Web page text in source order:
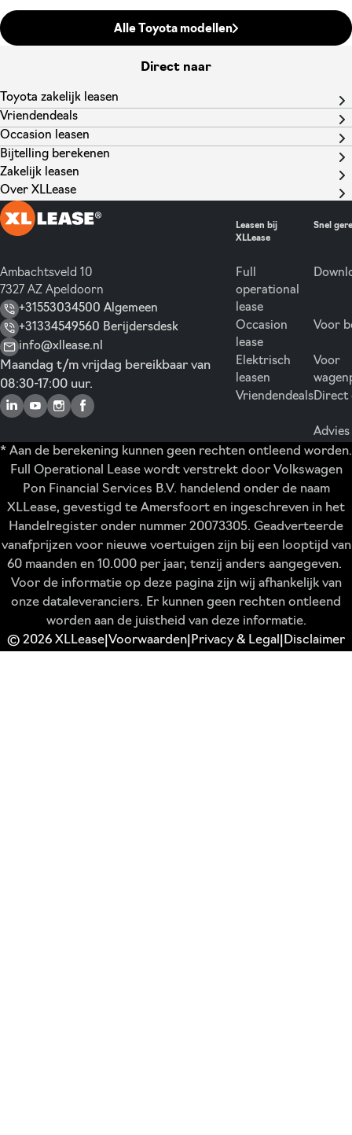
Alle Toyota modellen
Direct naar
Toyota zakelijk leasen
Vriendendeals
Occasion leasen
Bijtelling berekenen
Zakelijk leasen
Over XLLease
Ambachtsveld 10
7327 AZ Apeldoorn
+31553034500 Algemeen
+31334549560 Berijdersdesk
info@xllease.nl
Maandag t/m vrijdag bereikbaar van
08:30-17:00 uur.
Leasen bij
XLLease
Full
operational
lease
Occasion
lease
Elektrisch
leasen
Vriendendeals
Snel
Voor
Voor
Direct
* Aan de berekening kunnen geen rechten ontleend worden.
Full Operational Lease wordt verstrekt door Volkswagen
Pon Financial Services B.V. handelend onder de naam
XLLease, gevestigd te Amersfoort en ingeschreven in het
Handelregister onder nummer 20073305. Geadverteerde
vanafprijzen voor nieuwe voertuigen zijn bij een looptijd van
60 maanden en 10.000 per jaar, tenzij anders aangegeven.
Voor de informatie op deze pagina zijn wij afhankelijk van
onze dataleveranciers. Er kunnen geen rechten ontleend
worden aan de juistheid van deze informatie.
© 2026 XLLease Voorwaarden Privacy & Legal Disclaimer